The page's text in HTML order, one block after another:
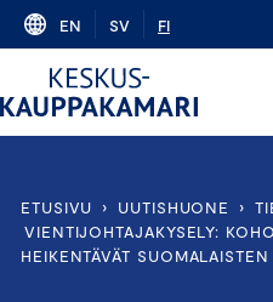
Skip
content
EN SV FI
ETUSIVU › UUTISHUONE ›
VIENTIJOHTAJAKYSELY:
HEIKENTÄVÄT